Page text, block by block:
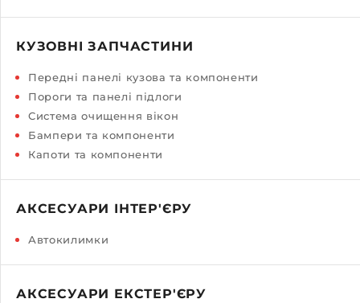
КУЗОВНІ ЗАПЧАСТИНИ
Передні панелі кузова та компоненти
Пороги та панелі підлоги
Система очищення вікон
Бампери та компоненти
Капоти та компоненти
АКСЕСУАРИ ІНТЕР'ЄРУ
Автокилимки
АКСЕСУАРИ ЕКСТЕР'ЄРУ